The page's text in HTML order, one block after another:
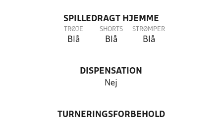
SPILLEDRAGT HJEMME
TRØJE
Blå
SHORTS
Blå
STRØMPER
Blå
DISPENSATION
Nej
TURNERINGSFORBEHOLD